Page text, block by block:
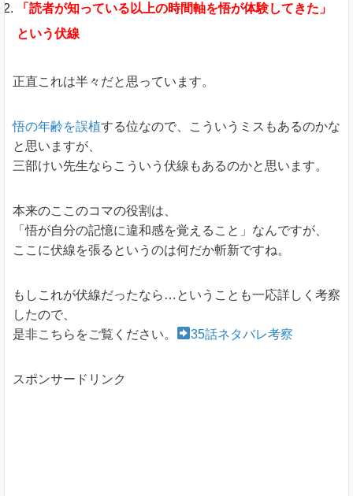
「読者が知っている以上の時間軸を悟が体験してきた」
という伏線
正直これは半々だと思っています。
悟の年齢を誤植する位なので、こういうミスもあるのかな
と思いますが、
三部けい先生ならこういう伏線もあるのかと思います。
本来のここのコマの役割は、
「悟が自分の記憶に違和感を覚えること」なんですが、
ここに伏線を張るというのは何だか斬新ですね。
もしこれが伏線だったなら…ということも一応詳しく考察
したので、
是非こちらをご覧ください。
35話ネタバレ考察
スポンサードリンク